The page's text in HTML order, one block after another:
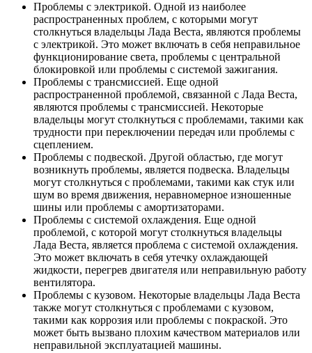
Проблемы с электрикой. Одной из наиболее
распространенных проблем, с которыми могут
столкнуться владельцы Лада Веста, являются проблемы
с электрикой. Это может включать в себя неправильное
функционирование света, проблемы с центральной
блокировкой или проблемы с системой зажигания.
Проблемы с трансмиссией. Еще одной
распространенной проблемой, связанной с Лада Веста,
являются проблемы с трансмиссией. Некоторые
владельцы могут столкнуться с проблемами, такими как
трудности при переключении передач или проблемы с
сцеплением.
Проблемы с подвеской. Другой областью, где могут
возникнуть проблемы, является подвеска. Владельцы
могут столкнуться с проблемами, такими как стук или
шум во время движения, неравномерное изношенные
шины или проблемы с амортизаторами.
Проблемы с системой охлаждения. Еще одной
проблемой, с которой могут столкнуться владельцы
Лада Веста, является проблема с системой охлаждения.
Это может включать в себя утечку охлаждающей
жидкости, перегрев двигателя или неправильную работу
вентилятора.
Проблемы с кузовом. Некоторые владельцы Лада Веста
также могут столкнуться с проблемами с кузовом,
такими как коррозия или проблемы с покраской. Это
может быть вызвано плохим качеством материалов или
неправильной эксплуатацией машины.